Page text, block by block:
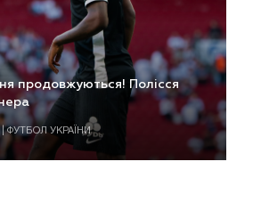
продовжуються! Полісся
| ФУТБОЛ УКРАЇНИ